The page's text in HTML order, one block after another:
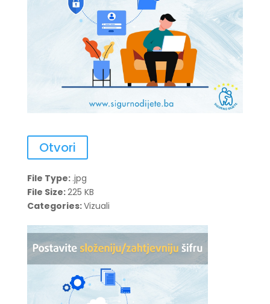
Otvori
File Type: .jpg
File Size:225 KB
Categories:Vizuali